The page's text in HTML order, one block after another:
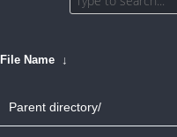
File Name ↓
Parent directory/